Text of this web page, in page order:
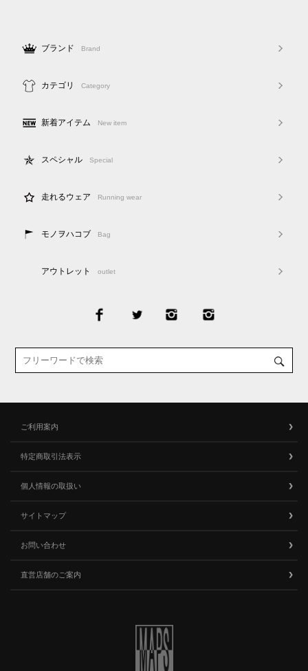
ブランド Brand
カテゴリ Category
新着アイテム New item
スペシャル Special
走れるウェア Running wear
モノヲハコブ Bag
アウトレット outlet
ご利用案内
特定商取引法表示
個人情報の取扱い
サイトマップ
お問い合わせ
直営店舗のご案内